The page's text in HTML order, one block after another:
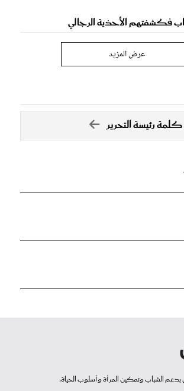
فكشفتهم الأحذية الرجالي
عرض المزيد
كلمة رئيسة التحرير
بدعم الشباب وتمكين المرأة وأسلوب الحياة.